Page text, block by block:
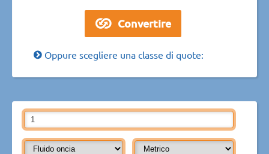
Oppure scegliere una classe di quote: